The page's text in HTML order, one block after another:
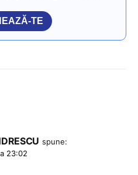
TE
spune:
23:02